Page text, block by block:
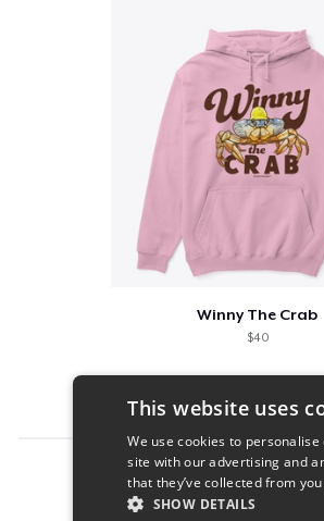
Winny The Crab
$40
Report this product
This website uses
We use cookies to
site with our advertising and
that they’ve collected from
SHOW DETAILS